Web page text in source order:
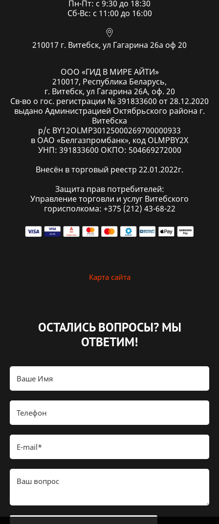
Пн-Пт: с 9:30 до 18:30
Cб-Вс: с 11:00 до 16:00
210017 г. Витебск, ул Гагарина 26а оф 20
ООО «ГИД В МИРЕ АЙТИ»
210017, Республика Беларусь,
г. Витебск, ул Гагарина 26А, оф. 20
Св-во о гос. регистрации № 391833600 от 28.12.2020
выдано Администрацией Октябрьского района г.
Витебска
р/с BY12OLMP30125000269700000933
в ОАО «Белгазпромбанк», код OLMPBY2X
УНП: 391833600 ОКПО: 504669272000
Внесён в торговый реестр 22.01.2022г.
Защита прав потребителей:
Управление торговли и услуг Витебского
горисполкома: +375 (212) 43-68-22
Карта сайта
ОСТАЛИСЬ ВОПРОСЫ?МЫ
ОТВЕТИМ!